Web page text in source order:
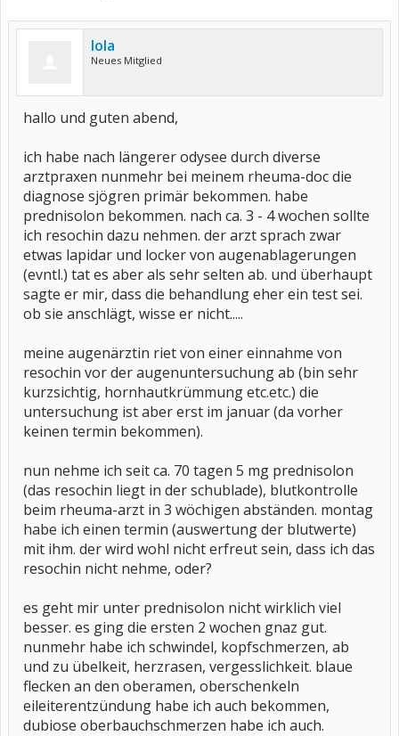
lola
Neues Mitglied
hallo und guten abend,
ich habe nach längerer odysee durch diverse
arztpraxen nunmehr bei meinem rheuma-doc die
diagnose sjögren primär bekommen. habe
prednisolon bekommen. nach ca. 3 - 4 wochen sollte
ich resochin dazu nehmen. der arzt sprach zwar
etwas lapidar und locker von augenablagerungen
(evntl.) tat es aber als sehr selten ab. und überhaupt
sagte er mir, dass die behandlung eher ein test sei.
ob sie anschlägt, wisse er nicht.....
meine augenärztin riet von einer einnahme von
resochin vor der augenuntersuchung ab (bin sehr
kurzsichtig, hornhautkrümmung etc.etc.) die
untersuchung ist aber erst im januar (da vorher
keinen termin bekommen).
nun nehme ich seit ca. 70 tagen 5 mg prednisolon
(das resochin liegt in der schublade), blutkontrolle
beim rheuma-arzt in 3 wöchigen abständen. montag
habe ich einen termin (auswertung der blutwerte)
mit ihm. der wird wohl nicht erfreut sein, dass ich das
resochin nicht nehme, oder?
es geht mir unter prednisolon nicht wirklich viel
besser. es ging die ersten 2 wochen gnaz gut.
nunmehr habe ich schwindel, kopfschmerzen, ab
und zu übelkeit, herzrasen, vergesslichkeit. blaue
flecken an den oberamen, oberschenkeln
eileiterentzündung habe ich auch bekommen,
dubiose oberbauchschmerzen habe ich auch.